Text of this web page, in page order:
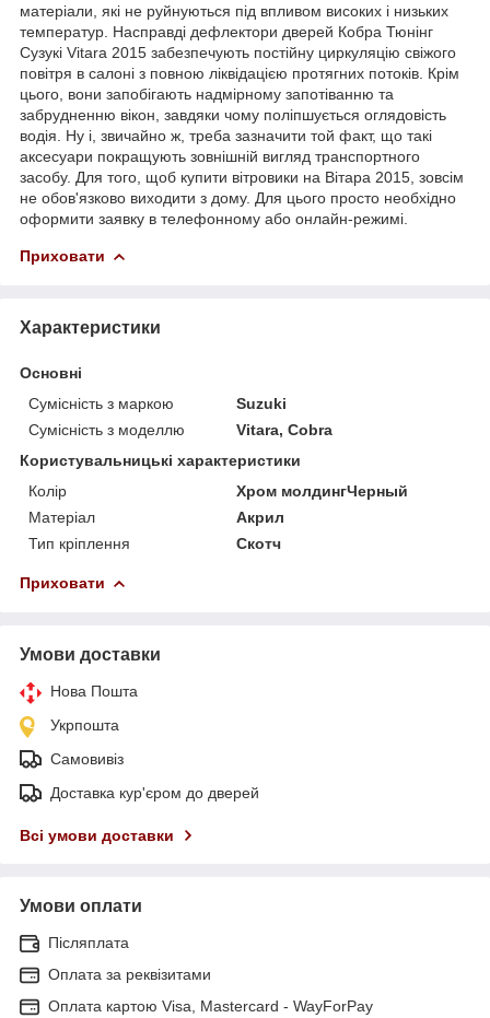
матеріали, які не руйнуються під впливом високих і низьких
температур. Насправді дефлектори дверей Кобра Тюнінг
Сузукі Vitara 2015 забезпечують постійну циркуляцію свіжого
повітря в салоні з повною ліквідацією протягних потоків. Крім
цього, вони запобігають надмірному запотіванню та
забрудненню вікон, завдяки чому поліпшується оглядовість
водія. Ну і, звичайно ж, треба зазначити той факт, що такі
аксесуари покращують зовнішній вигляд транспортного
засобу. Для того, щоб купити вітровики на Вітара 2015, зовсім
не обов'язково виходити з дому. Для цього просто необхідно
оформити заявку в телефонному або онлайн-режимі.
Приховати
Характеристики
Основні
Сумісність з маркою
Suzuki
Сумісність з моделлю
Vitara, Cobra
Користувальницькі характеристики
Колір
Хром молдингЧерный
Матеріал
Акрил
Тип кріплення
Скотч
Приховати
Умови доставки
Нова Пошта
Укрпошта
Самовивіз
Доставка кур'єром до дверей
Всі умови доставки
Умови оплати
Післяплата
Оплата за реквізитами
Оплата картою Visa, Mastercard - WayForPay